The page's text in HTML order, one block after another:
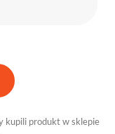
kupili produkt w sklepie